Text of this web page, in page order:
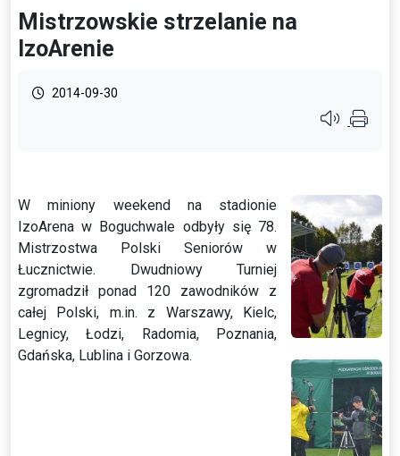
Mistrzowskie strzelanie na
IzoArenie
2014-09-30
Przycisk
W miniony weekend na stadionie
IzoArena w Boguchwale odbyły się 78.
Mistrzostwa Polski Seniorów w
Łucznictwie. Dwudniowy Turniej
zgromadził ponad 120 zawodników z
całej Polski, m.in. z Warszawy, Kielc,
Legnicy, Łodzi, Radomia, Poznania,
Gdańska, Lublina i Gorzowa.